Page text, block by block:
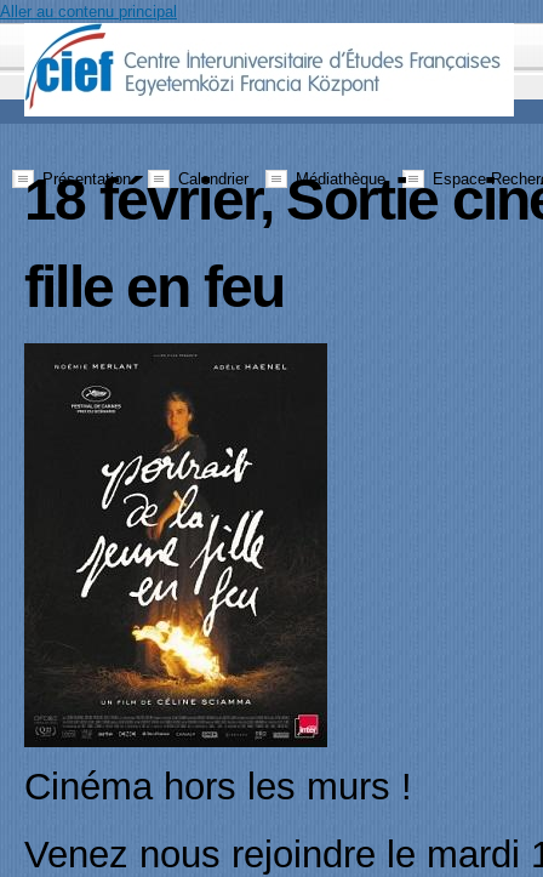
Aller au contenu principal
Présentation Calendrier Médiathèque Espace
18 février, Sortie
fille en feu
Cinéma hors les murs !
Venez nous rejoindre le mardi